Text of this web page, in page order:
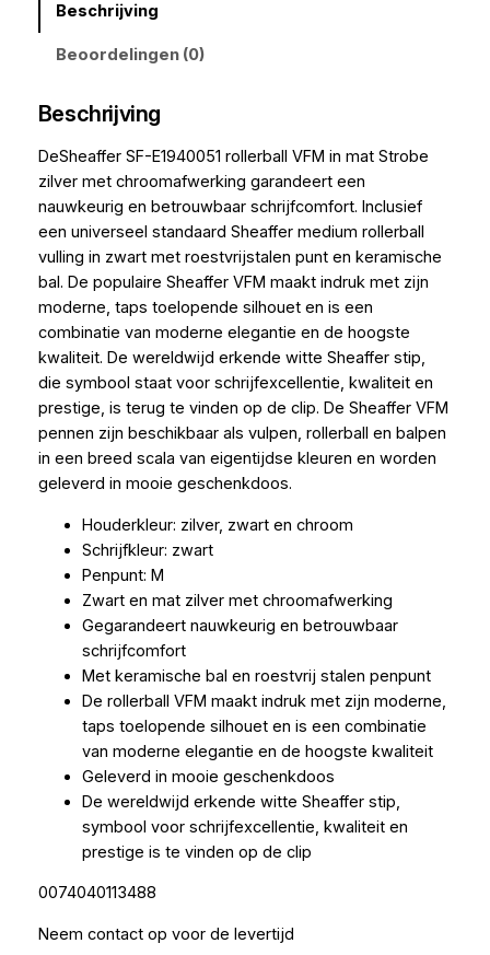
Beschrijving
Beoordelingen (0)
Beschrijving
DeSheaffer SF-E1940051 rollerball VFM in mat Strobe
zilver met chroomafwerking garandeert een
nauwkeurig en betrouwbaar schrijfcomfort. Inclusief
een universeel standaard Sheaffer medium rollerball
vulling in zwart met roestvrijstalen punt en keramische
bal. De populaire Sheaffer VFM maakt indruk met zijn
moderne, taps toelopende silhouet en is een
combinatie van moderne elegantie en de hoogste
kwaliteit. De wereldwijd erkende witte Sheaffer stip,
die symbool staat voor schrijfexcellentie, kwaliteit en
prestige, is terug te vinden op de clip. De Sheaffer VFM
pennen zijn beschikbaar als vulpen, rollerball en balpen
in een breed scala van eigentijdse kleuren en worden
geleverd in mooie geschenkdoos.
Houderkleur: zilver, zwart en chroom
Schrijfkleur: zwart
Penpunt: M
Zwart en mat zilver met chroomafwerking
Gegarandeert nauwkeurig en betrouwbaar
schrijfcomfort
Met keramische bal en roestvrij stalen penpunt
De rollerball VFM maakt indruk met zijn moderne,
taps toelopende silhouet en is een combinatie
van moderne elegantie en de hoogste kwaliteit
Geleverd in mooie geschenkdoos
De wereldwijd erkende witte Sheaffer stip,
symbool voor schrijfexcellentie, kwaliteit en
prestige is te vinden op de clip
0074040113488
Neem contact op voor de levertijd